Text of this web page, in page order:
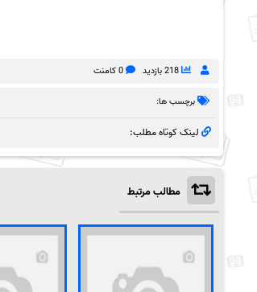
218 بازدید 0 کامنت
برچسب ها:
لینک کوتاه مطلب:
مطالب مرتبط